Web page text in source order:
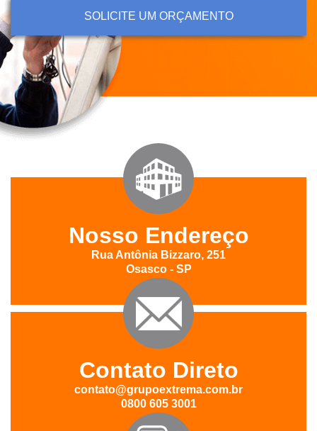
SOLICITE UM ORÇAMENTO
Nosso Endereço
Rua Antônia Bizzaro, 251
Osasco - SP
Contato Direto
contato@grupoextrema.com.br
0800 605 3001